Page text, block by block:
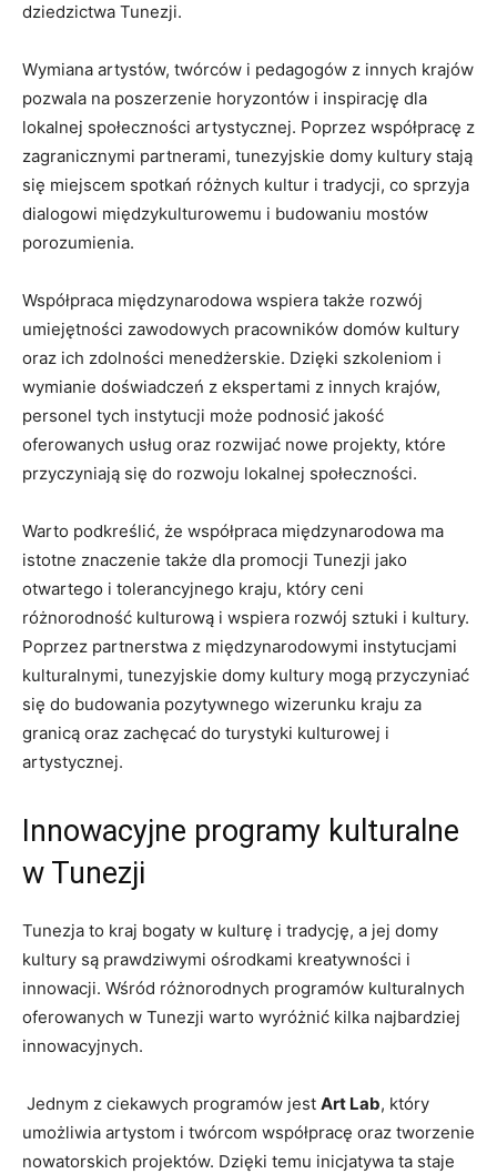
dziedzictwa Tunezji.
Wymiana artystów, twórców i pedagogów z innych krajów
pozwala na poszerzenie horyzontów i inspirację dla
lokalnej społeczności artystycznej. Poprzez⁢ współpracę z
zagranicznymi partnerami, tunezyjskie domy kultury stają
się miejscem spotkań różnych kultur i tradycji, co sprzyja
dialogowi ⁤międzykulturowemu i⁣ budowaniu mostów
porozumienia.
Współpraca międzynarodowa wspiera także rozwój
umiejętności zawodowych⁢ pracowników domów kultury
oraz‍ ich zdolności menedżerskie. Dzięki szkoleniom i
wymianie doświadczeń ⁢z ekspertami z innych krajów,
personel tych instytucji może podnosić jakość
oferowanych usług oraz⁣ rozwijać nowe projekty, które ​
przyczyniają się do ​rozwoju lokalnej ‍społeczności.
Warto podkreślić, że współpraca międzynarodowa ma
⁤istotne znaczenie także dla promocji Tunezji⁤ jako‌
otwartego i tolerancyjnego kraju, który ceni
różnorodność kulturową i wspiera rozwój sztuki i kultury.
Poprzez partnerstwa⁤ z międzynarodowymi instytucjami
kulturalnymi, tunezyjskie domy kultury mogą przyczyniać
się do budowania pozytywnego wizerunku kraju ⁤za
granicą oraz zachęcać do‍ turystyki kulturowej i
artystycznej.
Innowacyjne programy kulturalne
w Tunezji
Tunezja‌ to ​kraj bogaty ⁤w kulturę ‍i tradycję, a jej domy
kultury są prawdziwymi ośrodkami kreatywności i
innowacji. Wśród różnorodnych programów kulturalnych​
oferowanych w Tunezji warto wyróżnić kilka najbardziej
innowacyjnych.
​ Jednym z ciekawych programów jest Art ⁢Lab, który
umożliwia artystom‌ i twórcom współpracę oraz tworzenie
nowatorskich projektów. Dzięki temu inicjatywa ta staje